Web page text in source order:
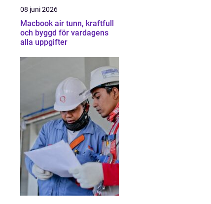
08 juni 2026
Macbook air tunn, kraftfull
och byggd för vardagens
alla uppgifter